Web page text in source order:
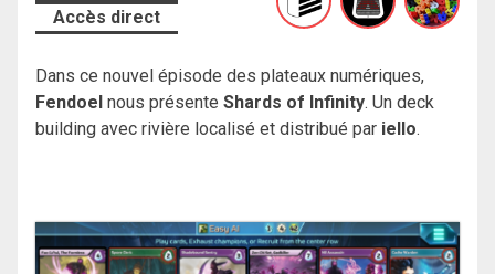
Accès direct
Dans ce nouvel épisode des plateaux numériques,
Fendoel nous présente Shards of Infinity. Un deck
building avec rivière localisé et distribué par iello.